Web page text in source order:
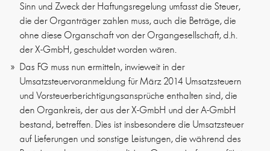
Sinn und Zweck der Haftungsregelung umfasst die Steuer,
die der Organträger zahlen muss, auch die Beträge, die
ohne diese Organschaft von der Organgesellschaft, d.h.
der X-GmbH, geschuldet worden wären.
Das FG muss nun ermitteln, inwieweit in der
Umsatzsteuervoranmeldung für März 2014 Umsatzsteuern
und Vorsteuerberichtigungsansprüche enthalten sind, die
den Organkreis, der aus der X-GmbH und der A-GmbH
bestand, betreffen. Dies ist insbesondere die Umsatzsteuer
auf Lieferungen und sonstige Leistungen, die während des